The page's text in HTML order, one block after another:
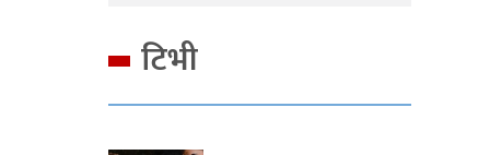
टिभी